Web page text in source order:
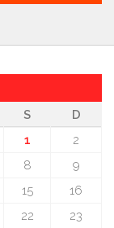
S
D
1
2
8
9
15
16
22
23